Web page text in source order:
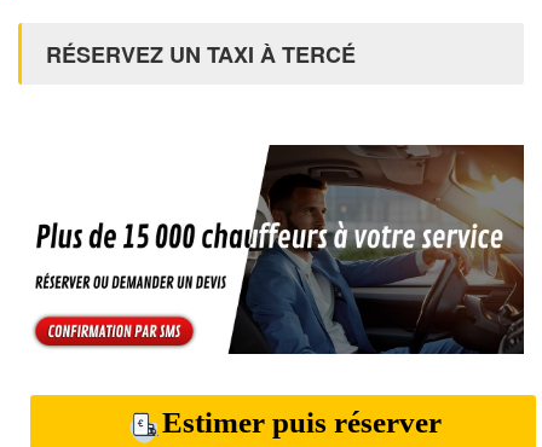
RÉSERVEZ UN TAXI À TERCÉ
Estimer puis réserver